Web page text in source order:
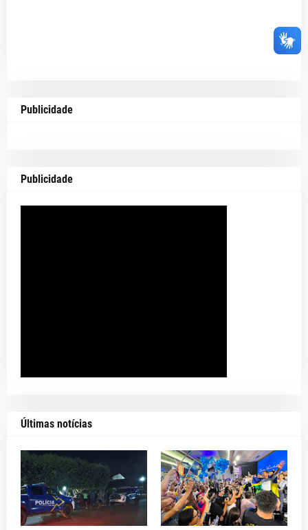
Publicidade
Publicidade
Últimas notícias